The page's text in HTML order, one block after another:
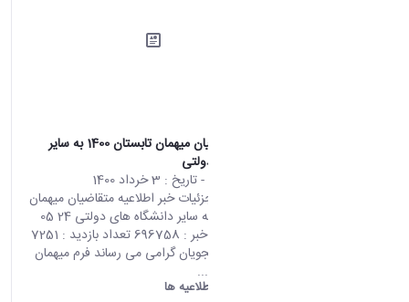
اطلاعیه متقاضیان میهمان تابستان 1400 به سایر
دانشگاه های دولتی
- تاریخ : 3 خرداد 1400
صفحه اصلی جزئیات خبر اطلاعیه متقاضیان میهمان
تابستان 1400 به سایر دانشگاه های دولتی 24 05
2021 09:12 کد خبر : 696758 تعداد بازدید : 7251
به اطلاع دانشجویان گرامی می رساند فرم میهمان
تابستان توسط...
اطلاعیه ها